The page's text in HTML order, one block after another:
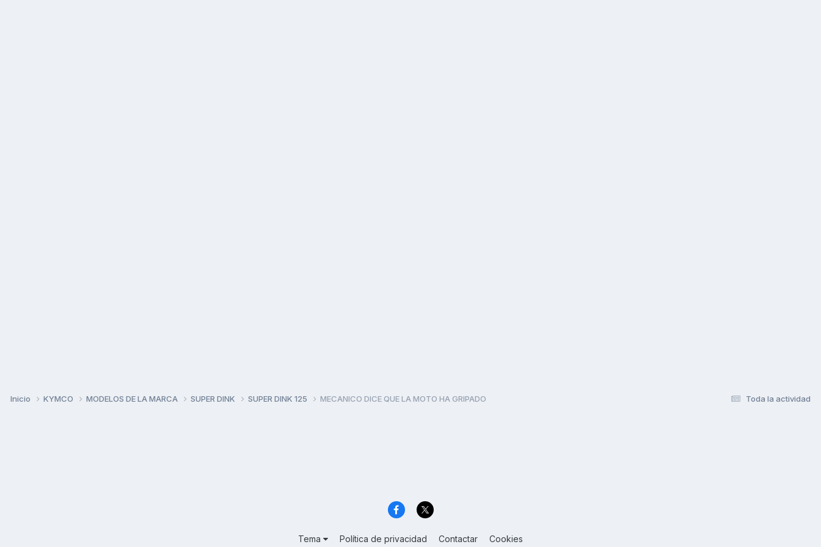
Toda la actividad
Inicio KYMCO MODELOS DE LA MARCA SUPER DINK SUPER DINK 125 MECANICO DICE QUE LA MOTO HA GRIPADO
Tema Política de privacidad Contactar Cookies